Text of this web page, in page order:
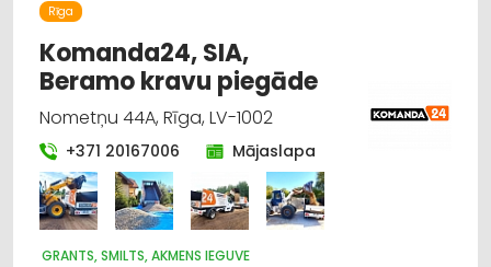
Rīga
Komanda24, SIA,
Beramo kravu piegāde
Nometņu 44A, Rīga, LV-1002
+371 20167006 Mājaslapa
GRANTS, SMILTS, AKMENS IEGUVE